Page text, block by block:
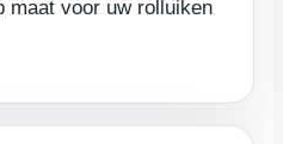
maat voor uw rolluiken